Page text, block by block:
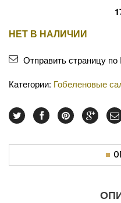
НЕТ В НАЛИЧИИ
Отправить страницу по
Категории: Гобеленовые